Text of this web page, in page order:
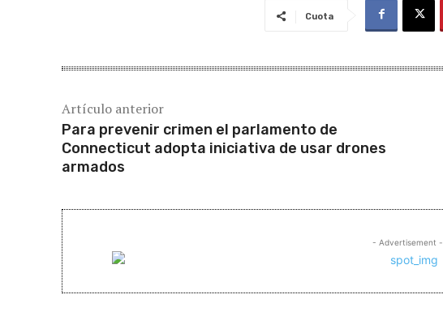
Cuota
Artículo anterior
Para prevenir crimen el parlamento de
Connecticut adopta iniciativa de usar drones
armados
- Advertisement -